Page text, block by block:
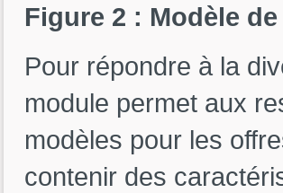
Figure 2 : Modèle
Pour répondre à la
module permet aux
modèles pour les
contenir des